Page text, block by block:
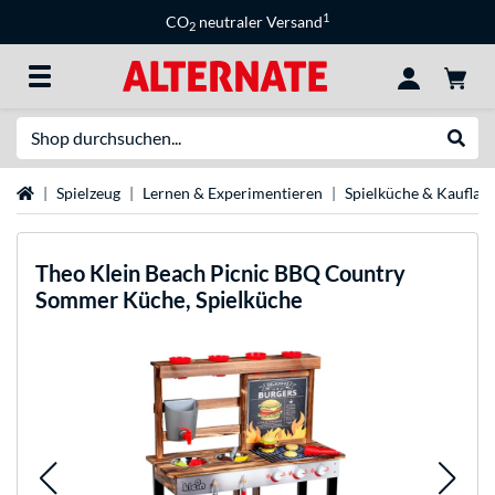
CO2 neutraler Versand1
StartseiteSpielzeug Lernen & Experimentieren Spielküche &
Theo Klein Beach Picnic BBQ Country
Sommer Küche, Spielküche